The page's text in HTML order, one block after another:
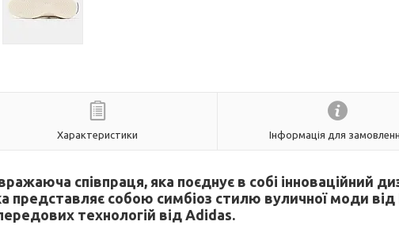
Характеристики Інформація для
співпраця, яка поєднує в собі інноваційний
представляє собою симбіоз стилю вуличної моди
технологій від Adidas.